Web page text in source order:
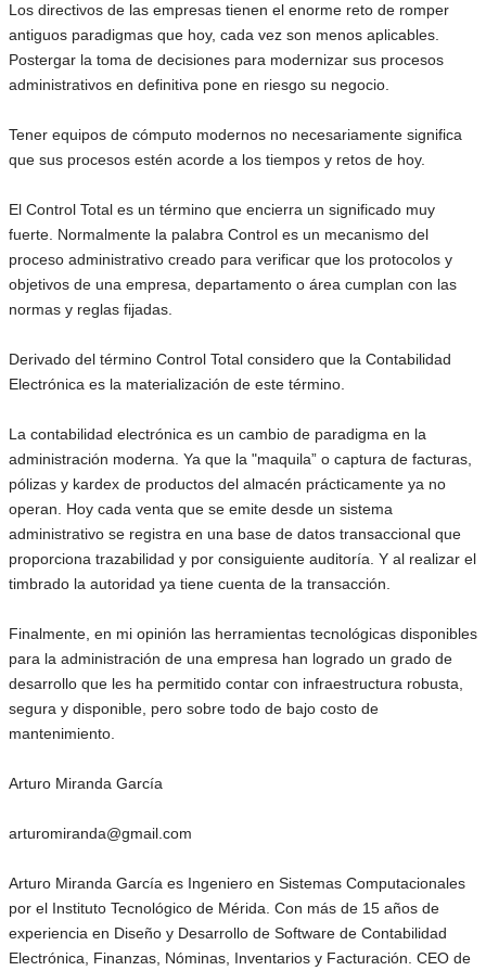
Los directivos de las empresas tienen el enorme reto de romper
antiguos paradigmas que hoy, cada vez son menos aplicables.
Postergar la toma de decisiones para modernizar sus procesos
administrativos en definitiva pone en riesgo su negocio.
Tener equipos de cómputo modernos no necesariamente significa
que sus procesos estén acorde a los tiempos y retos de hoy.
El Control Total es un término que encierra un significado muy
fuerte. Normalmente la palabra Control es un mecanismo del
proceso administrativo creado para verificar que los protocolos y
objetivos de una empresa, departamento o área cumplan con las
normas y reglas fijadas.
Derivado del término Control Total considero que la Contabilidad
Electrónica es la materialización de este término.
La contabilidad electrónica es un cambio de paradigma en la
administración moderna. Ya que la "maquila” o captura de facturas,
pólizas y kardex de productos del almacén prácticamente ya no
operan. Hoy cada venta que se emite desde un sistema
administrativo se registra en una base de datos transaccional que
proporciona trazabilidad y por consiguiente auditoría. Y al realizar el
timbrado la autoridad ya tiene cuenta de la transacción.
Finalmente, en mi opinión las herramientas tecnológicas disponibles
para la administración de una empresa han logrado un grado de
desarrollo que les ha permitido contar con infraestructura robusta,
segura y disponible, pero sobre todo de bajo costo de
mantenimiento.
Arturo Miranda García
arturomiranda@gmail.com
Arturo Miranda García es Ingeniero en Sistemas Computacionales
por el Instituto Tecnológico de Mérida. Con más de 15 años de
experiencia en Diseño y Desarrollo de Software de Contabilidad
Electrónica, Finanzas, Nóminas, Inventarios y Facturación. CEO de